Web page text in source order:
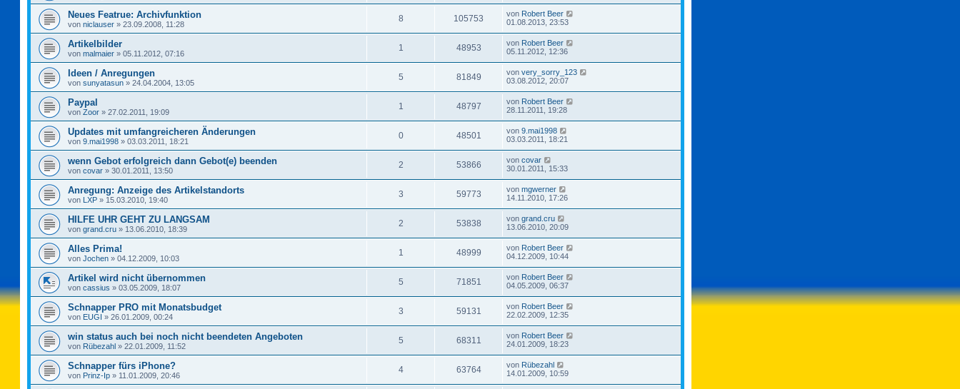
Neues Featrue: Archivfunktion
von niclauser » 23.09.2008, 11:28
8 105753 von Robert Beer
01.08.2013, 23:53
Artikelbilder
von malmaier » 05.11.2012, 07:16
1 48953 von Robert Beer
05.11.2012, 12:36
Ideen / Anregungen
von sunyatasun » 24.04.2004, 13:05
5 81849 von very_sorry_123
03.08.2012, 20:07
Paypal
von Zoor » 27.02.2011, 19:09
1 48797 von Robert Beer
28.11.2011, 19:28
Updates mit umfangreicheren Änderungen
von 9.mai1998 » 03.03.2011, 18:21
0 48501 von 9.mai1998
03.03.2011, 18:21
wenn Gebot erfolgreich dann Gebot(e) beenden
von covar » 30.01.2011, 13:50
2 53866 von covar
30.01.2011, 15:33
Anregung: Anzeige des Artikelstandorts
von LXP » 15.03.2010, 19:40
3 59773 von mgwerner
14.11.2010, 17:26
HILFE UHR GEHT ZU LANGSAM
von grand.cru » 13.06.2010, 18:39
2 53838 von grand.cru
13.06.2010, 20:09
Alles Prima!
von Jochen » 04.12.2009, 10:03
1 48999 von Robert Beer
04.12.2009, 10:44
Artikel wird nicht übernommen
von cassius » 03.05.2009, 18:07
5 71851 von Robert Beer
04.05.2009, 06:37
Schnapper PRO mit Monatsbudget
von EUGI » 26.01.2009, 00:24
3 59131 von Robert Beer
22.02.2009, 12:35
win status auch bei noch nicht beendeten Angeboten
von Rübezahl » 22.01.2009, 11:52
5 68311 von Robert Beer
24.01.2009, 18:23
Schnapper fürs iPhone?
von Prinz-Ip » 11.01.2009, 20:46
4 63764 von Rübezahl
14.01.2009, 10:59